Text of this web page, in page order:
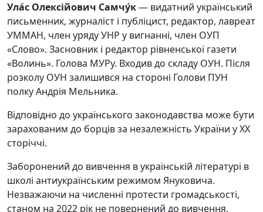
Ула́с Олексійович Самчу́к— видатний український
письменник, журналіст і публіцист, редактор, лавреат
УММАН, член уряду УНР у вигнанні, член ОУП
«Слово». Засновник і редактор рівненської газети
«Волинь». Голова МУРу. Входив до складу ОУН. Після
розколу ОУН залишився на стороні Голови ПУН
полку Андрія Мельника.
Відповідно до українського законодавства може бути
зарахованим до борців за незалежність України у XX
сторіччі.
Заборонений до вивчення в українській літературі в
школі антиукраїнським режимом Януковича.
Незважаючи на численні протести громадськості,
станом на 2022 рік не повернений до вивчення.